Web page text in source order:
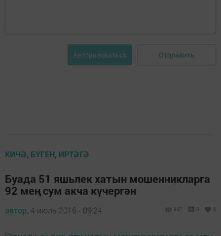
Авторизоваться Отправить
КИЧӘ, БҮГЕН, ИРТӘГӘ
Буада 51 яшьлек хатын мошенникларга
92 мең сум акча күчергән
автор, 4 июль 2016 - 09:24 937 0 0